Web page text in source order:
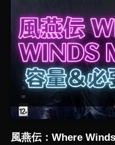
風燕伝：Where